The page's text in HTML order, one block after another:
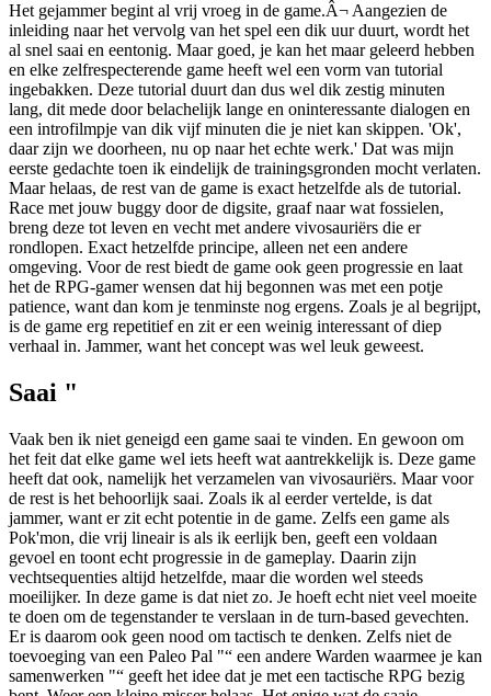
Het gejammer begint al vrij vroeg in de game.Â¬ Aangezien de
inleiding naar het vervolg van het spel een dik uur duurt, wordt het
al snel saai en eentonig. Maar goed, je kan het maar geleerd hebben
en elke zelfrespecterende game heeft wel een vorm van tutorial
ingebakken. Deze tutorial duurt dan dus wel dik zestig minuten
lang, dit mede door belachelijk lange en oninteressante dialogen en
een introfilmpje van dik vijf minuten die je niet kan skippen. 'Ok',
daar zijn we doorheen, nu op naar het echte werk.' Dat was mijn
eerste gedachte toen ik eindelijk de trainingsgronden mocht verlaten.
Maar helaas, de rest van de game is exact hetzelfde als de tutorial.
Race met jouw buggy door de digsite, graaf naar wat fossielen,
breng deze tot leven en vecht met andere vivosauriërs die er
rondlopen. Exact hetzelfde principe, alleen net een andere
omgeving. Voor de rest biedt de game ook geen progressie en laat
het de RPG-gamer wensen dat hij begonnen was met een potje
patience, want dan kom je tenminste nog ergens. Zoals je al begrijpt,
is de game erg repetitief en zit er een weinig interessant of diep
verhaal in. Jammer, want het concept was wel leuk geweest.
Saai "
Vaak ben ik niet geneigd een game saai te vinden. En gewoon om
het feit dat elke game wel iets heeft wat aantrekkelijk is. Deze game
heeft dat ook, namelijk het verzamelen van vivosauriërs. Maar voor
de rest is het behoorlijk saai. Zoals ik al eerder vertelde, is dat
jammer, want er zit echt potentie in de game. Zelfs een game als
Pok'mon, die vrij lineair is als ik eerlijk ben, geeft een voldaan
gevoel en toont echt progressie in de gameplay. Daarin zijn
vechtsequenties altijd hetzelfde, maar die worden wel steeds
moeilijker. In deze game is dat niet zo. Je hoeft echt niet veel moeite
te doen om de tegenstander te verslaan in de turn-based gevechten.
Er is daarom ook geen nood om tactisch te denken. Zelfs niet de
toevoeging van een Paleo Pal "“ een andere Warden waarmee je kan
samenwerken "“ geeft het idee dat je met een tactische RPG bezig